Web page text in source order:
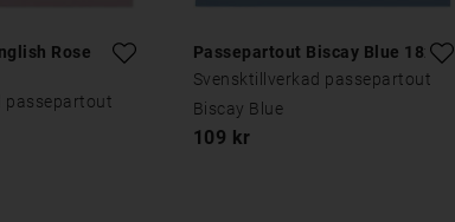
Rose
passepartout
Passepartout Biscay Blue 18x24
Svensktillverkad passepartout
Biscay Blue
109 kr